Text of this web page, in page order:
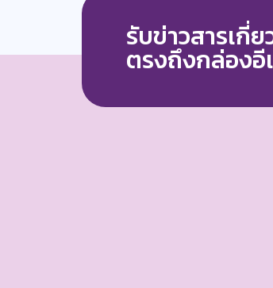
รับข่าวสารเกี่
ตรงถึงกล่อง